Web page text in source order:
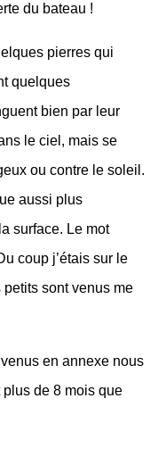
du bateau !
pierres qui
quelques
bien par leur
le ciel, mais se
ou contre le soleil.
aussi plus
surface. Le mot
coup j’étais sur le
sont venus me
en annexe nous
de 8 mois que